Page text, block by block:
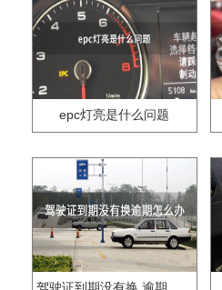
epc灯亮是什么问题